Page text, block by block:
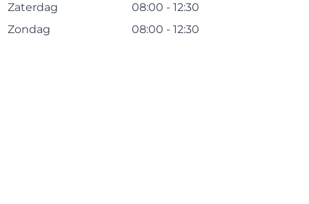
Zaterdag
08:00 - 12:30
Zondag
08:00 - 12:30